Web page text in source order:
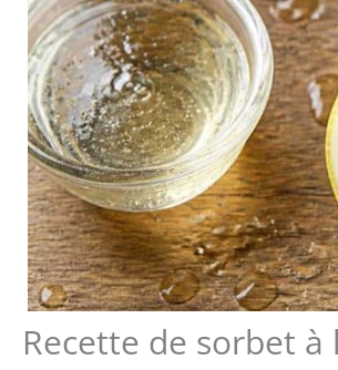
Recette de sorbet